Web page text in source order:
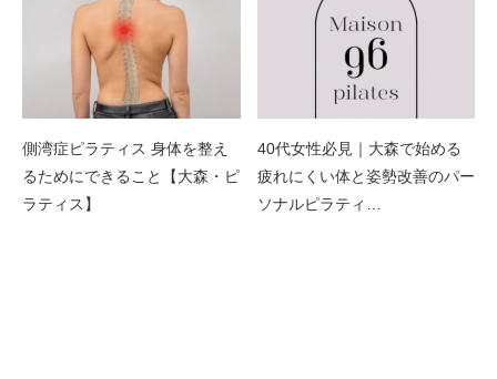
側湾症ピラティス 身体を整え
るためにできること【大森・ピ
ラティス】
40代女性必見｜大森で始める
疲れにくい体と姿勢改善のパー
ソナルピラティ…